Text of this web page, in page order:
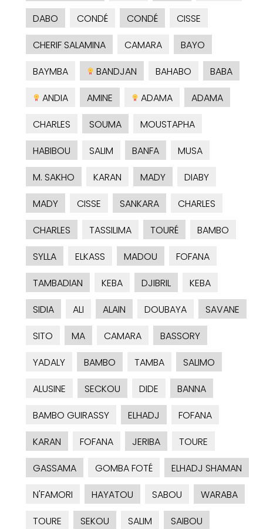
DABO CONDÉ CONDÉ
CISSE
CHERIF SALAMINA
CAMARA
BAYO
BAYMBA
BANDJAN BAHABO
BABA
ANDIA
AMINE ADAMA
ADAMA
CHARLES
SOUMA
MOUSTAPHA
HABIBOU
SALIM BANFA
MUSA
M. SAKHO
KARAN MADY
DIABY
MADY
CISSE SANKARA
CHARLES
CHARLES
TASSILIMA TOURÉ
BAMBO
SYLLA
ELKASS MADOU
FOFANA
TAMBADIAN
KEBA DJIBRIL
KEBA
SIDIA
ALI ALAIN DOUBAYA
SAVANE
SITO
MA CAMARA
BASSORY
YADALY
BAMBO TAMBA
SALIMO
ALUSINE
SECKOU DIDE
BANNA
BAMBO GUIRASSY
ELHADJ
FOFANA
KARAN
FOFANA JERIBA
TOURE
GASSAMA
GOMBA FOTÉ
ELHADJ SHAMAN
N'FAMORI
HAYATOU SABOU
WARABA
TOURE
SEKOU SALIM
SAIBOU